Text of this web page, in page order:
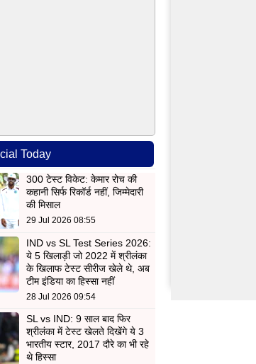
Today
300 टेस्ट विकेट: केमार रोच की
कहानी सिर्फ रिकॉर्ड नहीं, जिम्मेदारी
की मिसाल
29 Jul 2026 08:55
IND vs SL Test Series 2026:
ये 5 खिलाड़ी जो 2022 में श्रीलंका
के खिलाफ टेस्ट सीरीज खेले थे, अब
टीम इंडिया का हिस्सा नहीं
28 Jul 2026 09:54
SL vs IND: 9 साल बाद फिर
श्रीलंका में टेस्ट खेलते दिखेंगे ये 3
भारतीय स्टार, 2017 दौरे का भी रहे
थे हिस्सा